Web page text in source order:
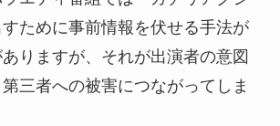
ために事前情報を伏せる手法が
りますが、それが出演者の意図
三者への被害につながってしま